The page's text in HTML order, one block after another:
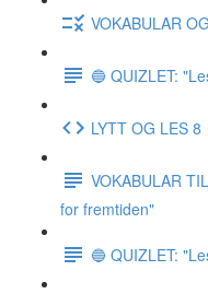
VOKABULAR
🔵 QUIZLET:
LYTT OG LES 8
VOKABULAR
for fremtiden"
🔵 QUIZLET: